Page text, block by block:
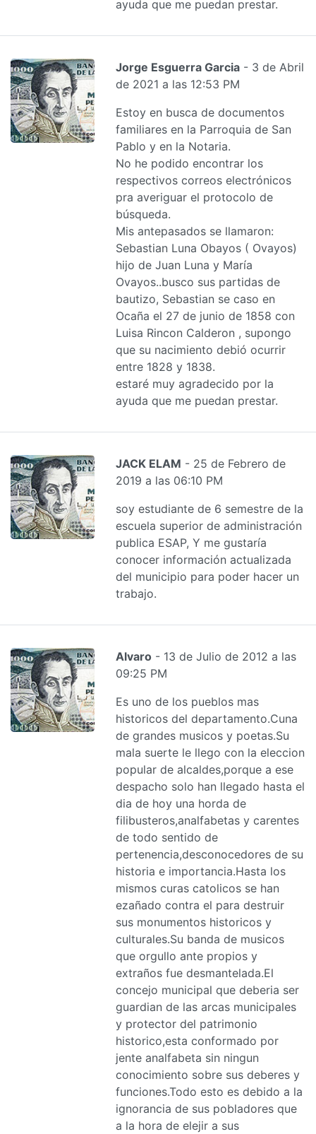
ayuda que me puedan prestar.
Jorge Esguerra Garcia - 3 de Abril
de 2021 a las 12:53 PM
Estoy en busca de documentos
familiares en la Parroquia de San
Pablo y en la Notaria.
No he podido encontrar los
respectivos correos electrónicos
pra averiguar el protocolo de
búsqueda.
Mis antepasados se llamaron:
Sebastian Luna Obayos ( Ovayos)
hijo de Juan Luna y María
Ovayos..busco sus partidas de
bautizo, Sebastian se caso en
Ocaña el 27 de junio de 1858 con
Luisa Rincon Calderon , supongo
que su nacimiento debió ocurrir
entre 1828 y 1838.
estaré muy agradecido por la
ayuda que me puedan prestar.
JACK ELAM - 25 de Febrero de
2019 a las 06:10 PM
soy estudiante de 6 semestre de la
escuela superior de administración
publica ESAP, Y me gustaría
conocer información actualizada
del municipio para poder hacer un
trabajo.
Alvaro - 13 de Julio de 2012 a las
09:25 PM
Es uno de los pueblos mas
historicos del departamento.Cuna
de grandes musicos y poetas.Su
mala suerte le llego con la eleccion
popular de alcaldes,porque a ese
despacho solo han llegado hasta el
dia de hoy una horda de
filibusteros,analfabetas y carentes
de todo sentido de
pertenencia,desconocedores de su
historia e importancia.Hasta los
mismos curas catolicos se han
ezañado contra el para destruir
sus monumentos historicos y
culturales.Su banda de musicos
que orgullo ante propios y
extraños fue desmantelada.El
concejo municipal que deberia ser
guardian de las arcas municipales
y protector del patrimonio
historico,esta conformado por
jente analfabeta sin ningun
conocimiento sobre sus deberes y
funciones.Todo esto es debido a la
ignorancia de sus pobladores que
a la hora de elejir a sus